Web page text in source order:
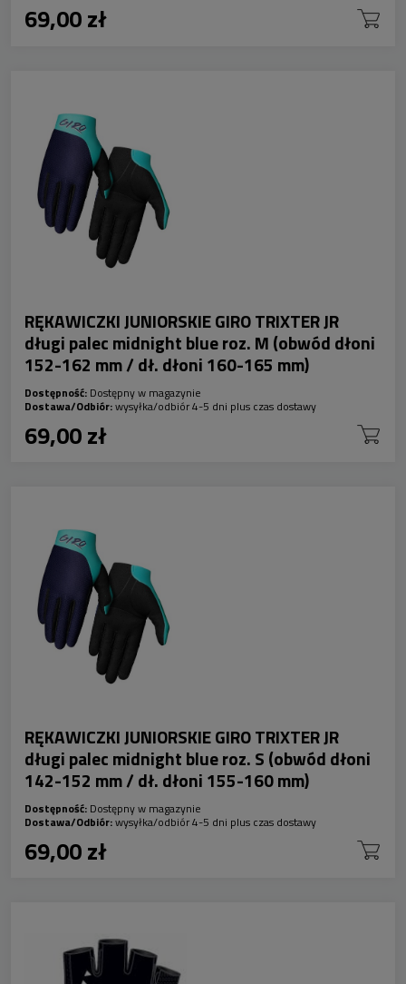
69,00 zł
RĘKAWICZKI JUNIORSKIE GIRO TRIXTER JR
długi palec midnight blue roz. M (obwód dłoni
152-162 mm / dł. dłoni 160-165 mm)
Dostępność: Dostępny w magazynie
Dostawa/Odbiór:wysyłka/odbiór 4-5 dni plus czas dostawy
69,00 zł
RĘKAWICZKI JUNIORSKIE GIRO TRIXTER JR
długi palec midnight blue roz. S (obwód dłoni
142-152 mm / dł. dłoni 155-160 mm)
Dostępność: Dostępny w magazynie
Dostawa/Odbiór:wysyłka/odbiór 4-5 dni plus czas dostawy
69,00 zł